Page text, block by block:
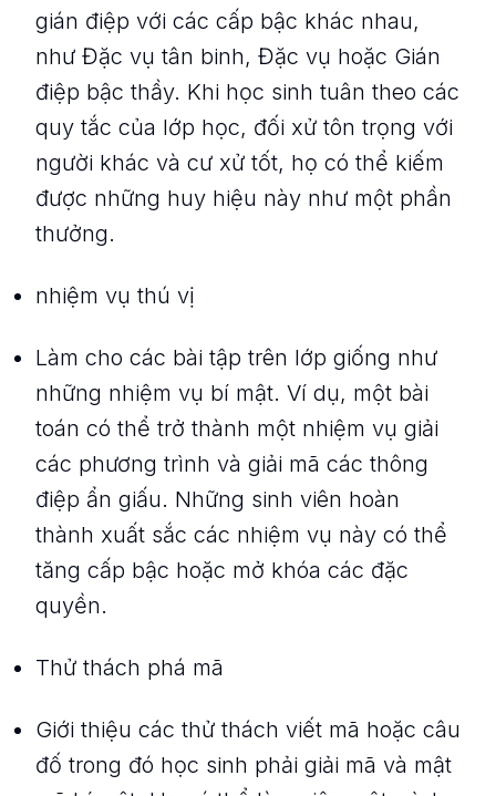
gián điệp với các cấp bậc khác nhau,
như Đặc vụ tân binh, Đặc vụ hoặc Gián
điệp bậc thầy. Khi học sinh tuân theo các
quy tắc của lớp học, đối xử tôn trọng với
người khác và cư xử tốt, họ có thể kiếm
được những huy hiệu này như một phần
thưởng.
nhiệm vụ thú vị
Làm cho các bài tập trên lớp giống như
những nhiệm vụ bí mật. Ví dụ, một bài
toán có thể trở thành một nhiệm vụ giải
các phương trình và giải mã các thông
điệp ẩn giấu. Những sinh viên hoàn
thành xuất sắc các nhiệm vụ này có thể
tăng cấp bậc hoặc mở khóa các đặc
quyền.
Thử thách phá mã
Giới thiệu các thử thách viết mã hoặc câu
đố trong đó học sinh phải giải mã và mật